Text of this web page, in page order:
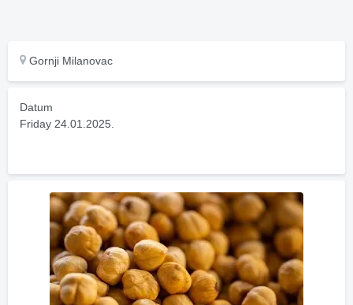
Gornji Milanovac
Datum
Friday 24.01.2025.